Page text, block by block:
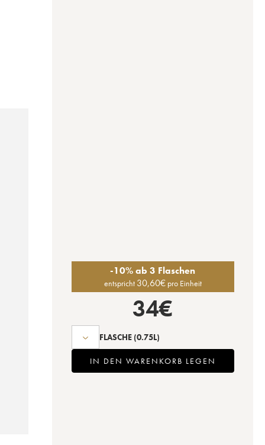
-10% ab 3 Flaschen
entspricht 30,60€ pro Einheit
34€
FLASCHE (0.75L)
IN DEN WARENKORB LEGEN